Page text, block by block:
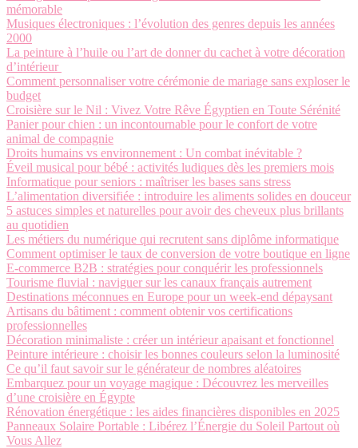
mémorable
Musiques électroniques : l’évolution des genres depuis les années
2000
La peinture à l’huile ou l’art de donner du cachet à votre décoration
d’intérieur
Comment personnaliser votre cérémonie de mariage sans exploser le
budget
Croisière sur le Nil : Vivez Votre Rêve Égyptien en Toute Sérénité
Panier pour chien : un incontournable pour le confort de votre
animal de compagnie
Droits humains vs environnement : Un combat inévitable ?
Éveil musical pour bébé : activités ludiques dès les premiers mois
Informatique pour seniors : maîtriser les bases sans stress
L’alimentation diversifiée : introduire les aliments solides en douceur
5 astuces simples et naturelles pour avoir des cheveux plus brillants
au quotidien
Les métiers du numérique qui recrutent sans diplôme informatique
Comment optimiser le taux de conversion de votre boutique en ligne
E-commerce B2B : stratégies pour conquérir les professionnels
Tourisme fluvial : naviguer sur les canaux français autrement
Destinations méconnues en Europe pour un week-end dépaysant
Artisans du bâtiment : comment obtenir vos certifications
professionnelles
Décoration minimaliste : créer un intérieur apaisant et fonctionnel
Peinture intérieure : choisir les bonnes couleurs selon la luminosité
Ce qu’il faut savoir sur le générateur de nombres aléatoires
Embarquez pour un voyage magique : Découvrez les merveilles
d’une croisière en Égypte
Rénovation énergétique : les aides financières disponibles en 2025
Panneaux Solaire Portable : Libérez l’Énergie du Soleil Partout où
Vous Allez